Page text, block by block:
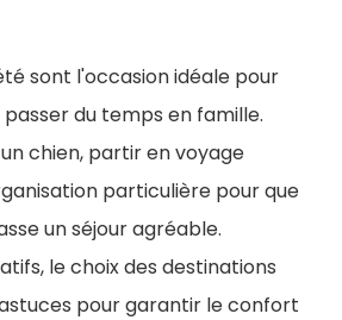
sont l'occasion idéale pour
du temps en famille.
chien, partir en voyage
particulière pour que
un séjour agréable.
le choix des destinations
pour garantir le confort